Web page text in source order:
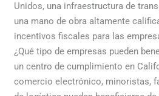
Unidos, una infraestructura de
una mano de obra altamente
incentivos fiscales para las
¿Qué tipo de empresas pueden
un centro de cumplimiento en
comercio electrónico, minoristas,